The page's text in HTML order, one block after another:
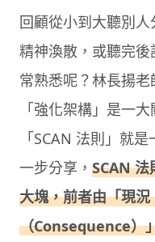
回顧從小到大聽別
精神渙散，或聽完
常熟悉呢？林長揚老
「強化架構」是一
「SCAN 法則」就
一步分享， SCAN 法
大塊，前者由「現
（Consequence）